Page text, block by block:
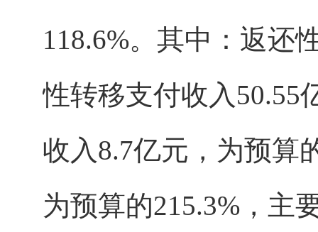
118.6%。其中：返还
性转移支付收入50.55
收入8.7亿元，为预算
为预算的215.3%，主